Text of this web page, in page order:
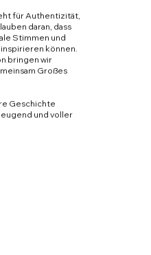
für Authentizität,
daran, dass
Stimmen und
können.
bringen wir
Großes
Geschichte
und voller